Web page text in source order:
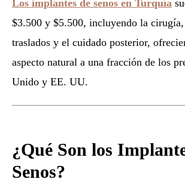
Los implantes de senos en Turquía
$3.500 y $5.500, incluyendo la
traslados y el cuidado posterior,
aspecto natural a una fracción de los
Unido y EE. UU.
¿Qué Son los
Senos?